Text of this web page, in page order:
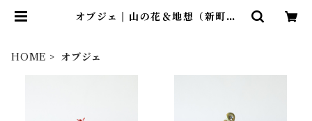
オブジェ | 山の花＆地想（新町ビ
HOME オブジェ